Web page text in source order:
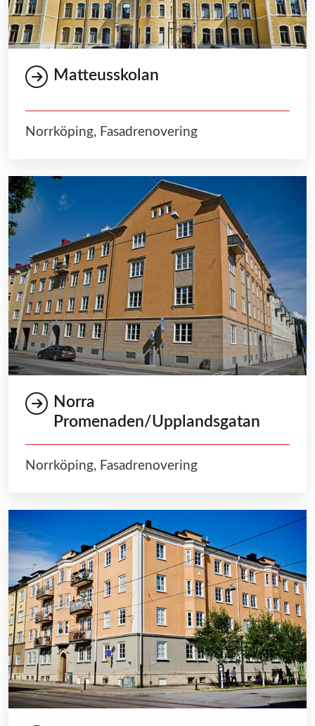
Matteusskolan
Norrköping, Fasadrenovering
Norra
Promenaden/Upplandsgatan
Norrköping, Fasadrenovering